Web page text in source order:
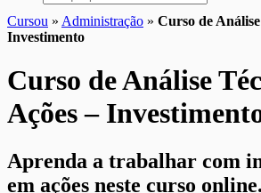
Cursou » Administração » Curso de
Investimento
Curso de Análise
Ações –
Aprenda a trabalhar com
em ações neste curso online.